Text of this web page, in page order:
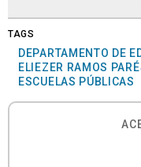
TAGS
DEPARTAMENTO DE
ELIEZER RAMOS
ESCUELAS PÚBLICAS